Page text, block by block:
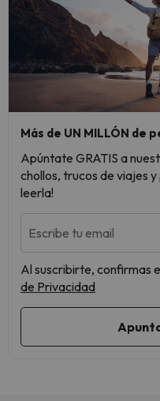
Más de UN MILLÓN de
Apúntate GRATIS a
chollos, trucos de viajes
leerla!
Escribe tu email
Al suscribirte, confirmas
de Privacidad